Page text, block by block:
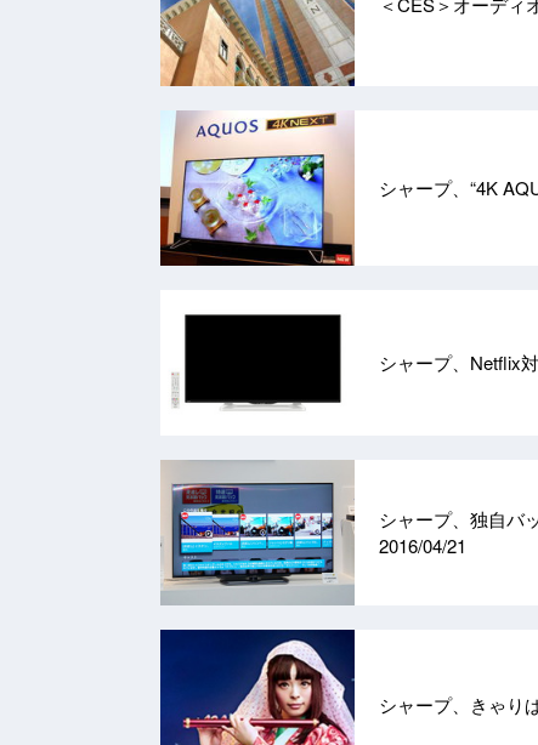
シャープ、“4K
シャープ、Netflix
シャープ、独自バ
2016/04/21
シャープ、きゃり